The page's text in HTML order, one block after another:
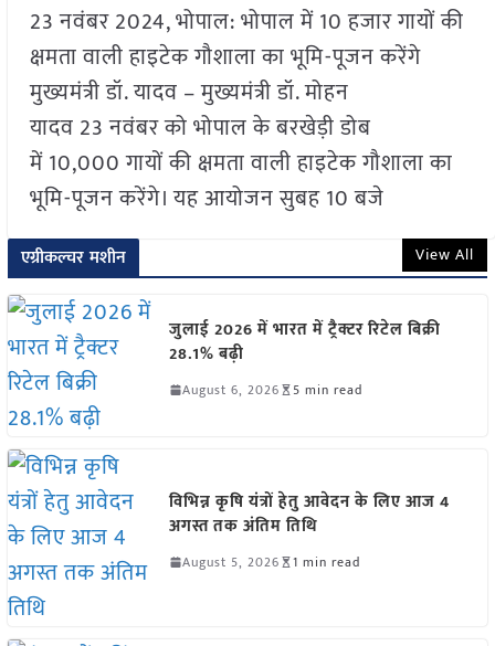
23 नवंबर 2024, भोपाल: भोपाल में 10 हजार गायों की
क्षमता वाली हाइटेक गौशाला का भूमि-पूजन करेंगे
मुख्यमंत्री डॉ. यादव – मुख्यमंत्री डॉ. मोहन
यादव 23 नवंबर को भोपाल के बरखेड़ी डोब
में 10,000 गायों की क्षमता वाली हाइटेक गौशाला का
भूमि-पूजन करेंगे। यह आयोजन सुबह 10 बजे
एग्रीकल्चर मशीन View All
जुलाई 2026 में भारत में ट्रैक्टर रिटेल बिक्री
28.1% बढ़ी
August 6, 2026 5 min read
विभिन्न कृषि यंत्रों हेतु आवेदन के लिए आज 4
अगस्त तक अंतिम तिथि
August 5, 2026 1 min read